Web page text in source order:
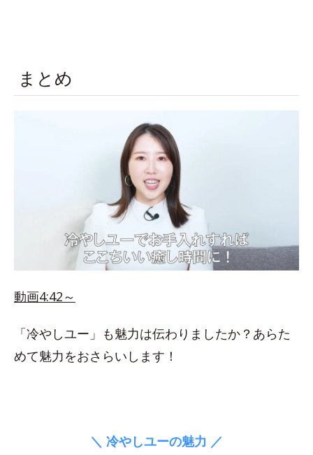
まとめ
動画4:42～
「冷やしユー」も魅力は伝わりましたか？あらた
めて魅力をおさらいします！
＼ 冷やしユーの魅力 ／